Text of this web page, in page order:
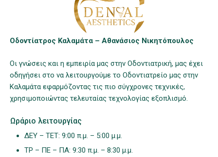
Οδοντίατρος Καλαμάτα – Αθανάσιος Νικητόπουλος
Οι γνώσεις και η εμπειρία μας στην Οδοντιατρική, μας έχει
οδηγήσει στο να λειτουργούμε το Οδοντιατρείο μας στην
Καλαμάτα εφαρμόζοντας τις πιο σύγχρονες τεχνικές,
χρησιμοποιώντας τελευταίας τεχνολογίας εξοπλισμό.
Ωράριο λειτουργίας
ΔΕΥ – ΤΕΤ: 9:00 π.μ. – 5:00 μ.μ.
ΤΡ – ΠΕ – ΠΑ: 9:30 π.μ. – 8:30 μ.μ.